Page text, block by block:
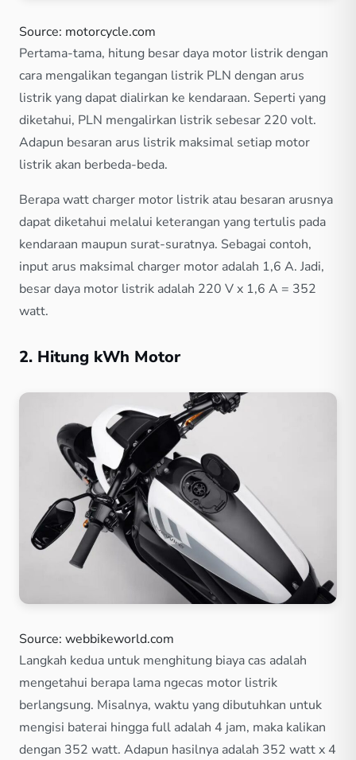
Source: motorcycle.com
Pertama-tama, hitung besar daya motor listrik dengan
cara mengalikan tegangan listrik PLN dengan arus
listrik yang dapat dialirkan ke kendaraan. Seperti yang
diketahui, PLN mengalirkan listrik sebesar 220 volt.
Adapun besaran arus listrik maksimal setiap motor
listrik akan berbeda-beda.
Berapa watt charger motor listrik atau besaran arusnya
dapat diketahui melalui keterangan yang tertulis pada
kendaraan maupun surat-suratnya. Sebagai contoh,
input arus maksimal charger motor adalah 1,6 A. Jadi,
besar daya motor listrik adalah 220 V x 1,6 A = 352
watt.
2. Hitung kWh Motor
Source: webbikeworld.com
Langkah kedua untuk menghitung biaya cas adalah
mengetahui berapa lama ngecas motor listrik
berlangsung. Misalnya, waktu yang dibutuhkan untuk
mengisi baterai hingga full adalah 4 jam, maka kalikan
dengan 352 watt. Adapun hasilnya adalah 352 watt x 4